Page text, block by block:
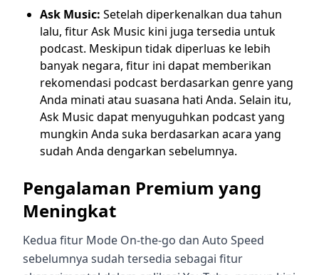
Ask Music: Setelah diperkenalkan dua tahun
lalu, fitur Ask Music kini juga tersedia untuk
podcast. Meskipun tidak diperluas ke lebih
banyak negara, fitur ini dapat memberikan
rekomendasi podcast berdasarkan genre yang
Anda minati atau suasana hati Anda. Selain itu,
Ask Music dapat menyuguhkan podcast yang
mungkin Anda suka berdasarkan acara yang
sudah Anda dengarkan sebelumnya.
Pengalaman Premium yang
Meningkat
Kedua fitur Mode On-the-go dan Auto Speed
sebelumnya sudah tersedia sebagai fitur